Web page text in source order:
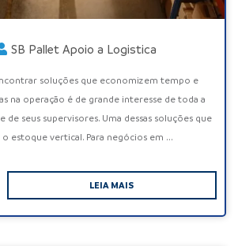
SB Pallet Apoio a Logistica
soluções que economizem tempo e
na operação é de grande interesse de toda a
de seus supervisores. Uma dessas soluções que
estoque vertical. Para negócios em ...
LEIA MAIS